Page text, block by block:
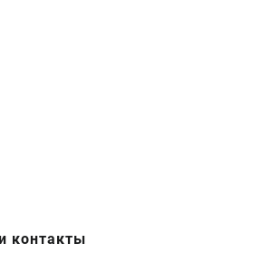
контакты